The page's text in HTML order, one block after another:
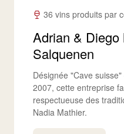
36 vins produits par
Adrian & Diego
Salquenen
Désignée "Cave
2007, cette entreprise
respectueuse des
Nadia Mathier.